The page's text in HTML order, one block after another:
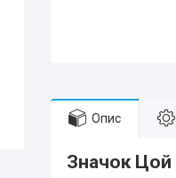
Опис
Значок Цой